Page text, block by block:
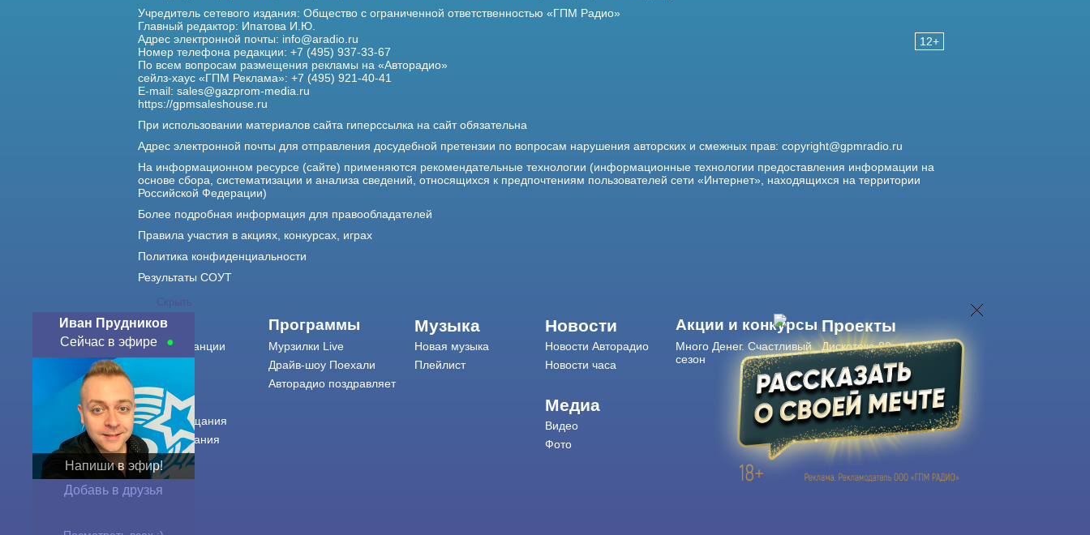
Скрыть
Иван Прудников
Сейчас в эфире
Напиши в эфир!
Добавь в друзья
12+
Учредитель сетевого издания: Общество с ограниченной ответственностью «ГПМ Радио»
Главный редактор: Ипатова И.Ю.
Адрес электронной почты: info@aradio.ru
Номер телефона редакции: +7 (495) 937-33-67
По всем вопросам размещения рекламы на «Авторадио»
сейлз-хаус «ГПМ Реклама»: +7 (495) 921-40-41
E-mail: sales@gazprom-media.ru
https://gpmsaleshouse.ru
При использовании материалов сайта гиперссылка на сайт обязательна
Адрес электронной почты для отправления досудебной претензии по вопросам нарушения авторских и смежных прав: copyright@gpmradio.ru
На информационном ресурсе (сайте) применяются рекомендательные технологии (информационные технологии предоставления информации на
основе сбора, систематизации и анализа сведений, относящихся к предпочтениям пользователей сети «Интернет», находящихся на территории
Российской Федерации)
Более подробная информация для правообладателей
Правила участия в акциях, конкурсах, играх
Политика конфиденциальности
Результаты СОУТ
О нас
О радиостанции
Контакты
Реклама
Города вещания
Сетка вещания
История
Оферта
Программы
Мурзилки Live
Драйв-шоу Поехали
Авторадио поздравляет
Музыка
Новая музыка
Плейлист
Новости
Новости Авторадио
Новости часа
Медиа
Видео
Фото
Акции и конкурсы
Много Денег. Счастливый
сезон
Проекты
Дискотека 80-х
Живые концерты
Журнал Авторадио
Авторадиов смартфоне